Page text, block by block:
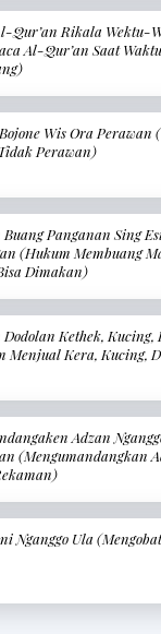
Qur’an Rikala Wektu-
Al-Qur’an Saat
Wis Ora
Perawan)
Panganan Sing
(Hukum Membuang
Dimakan)
Kethek, Kucing,
Menjual Kera, Kucing,
Adzan
(Mengumandangkan
Nganggo Ula